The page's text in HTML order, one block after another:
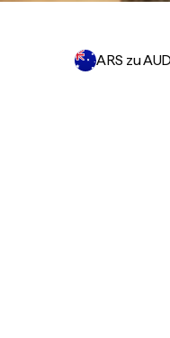
ARS zu